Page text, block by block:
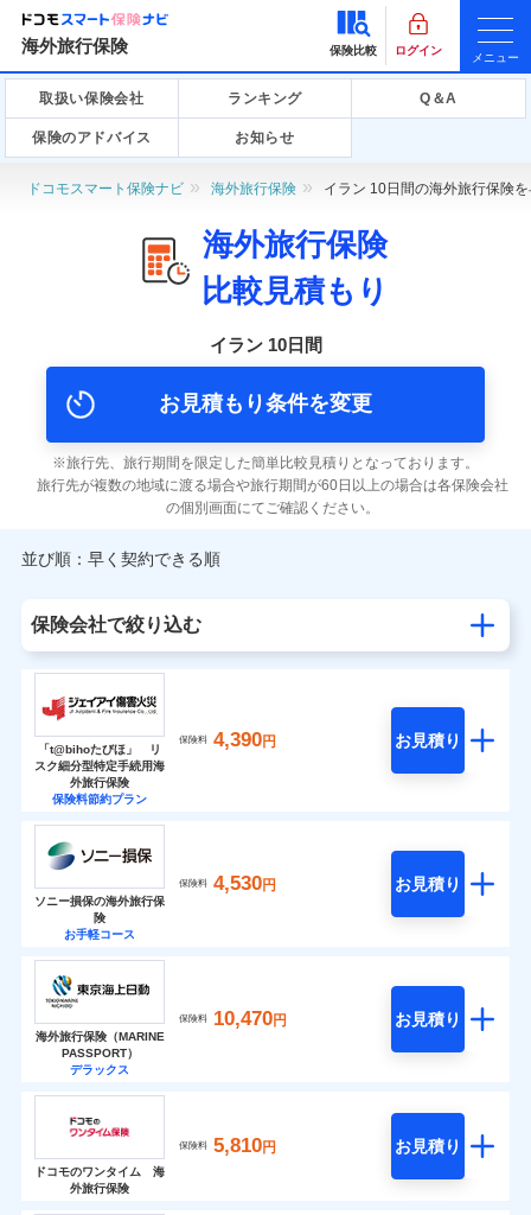
海外旅行保険 保険比較 ログイン
メニュー
取扱い保険会社 ランキング Q＆A
保険のアドバイス お知らせ
ドコモスマート保険ナビ 海外旅行保険 イラン 10日間の海外旅行保険
海外旅行保険
比較見積もり
イラン 10日間
お見積もり条件を変更
旅行先、旅行期間を限定した簡単比較見積りとなっております。
旅行先が複数の地域に渡る場合や旅行期間が60日以上の場合は各保険会社
の個別画面にてご確認ください。
並び順：早く契約できる順
保険会社で絞り込む
「t@bihoたびほ」 リ
スク細分型特定手続用海
外旅行保険
保険料節約プラン
保険料 4,390円 お見積り
ソニー損保の海外旅行保
険
お手軽コース
保険料 4,530円 お見積り
海外旅行保険（MARINE
PASSPORT）
デラックス
保険料 10,470円 お見積り
ドコモのワンタイム 海
外旅行保険
保険料 5,810円 お見積り